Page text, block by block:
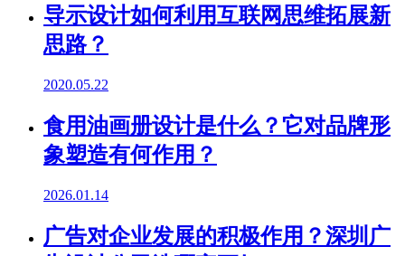
导示设计如何利用互联网思维拓展新
思路？
2020.05.22
食用油画册设计是什么？它对品牌形
象塑造有何作用？
2026.01.14
广告对企业发展的积极作用？深圳广